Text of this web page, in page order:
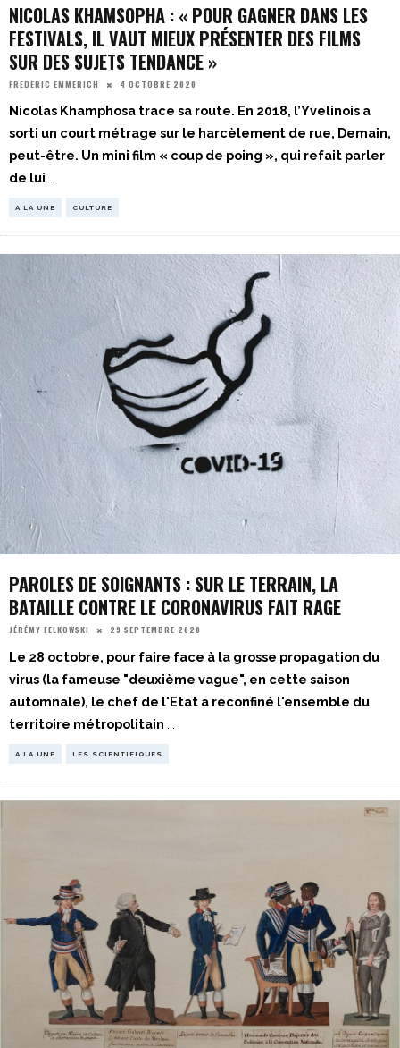
NICOLAS KHAMSOPHA : « POUR GAGNER DANS LES
FESTIVALS, IL VAUT MIEUX PRÉSENTER DES FILMS
SUR DES SUJETS TENDANCE »
FREDERIC EMMERICH 4 OCTOBRE 2020
Nicolas Khamphosa trace sa route. En 2018, l’Yvelinois a
sorti un court métrage sur le harcèlement de rue, Demain,
peut-être. Un mini film « coup de poing », qui refait parler
de lui
A LA UNE CULTURE
PAROLES DE SOIGNANTS : SUR LE TERRAIN, LA
BATAILLE CONTRE LE CORONAVIRUS FAIT RAGE
JÉRÉMY FELKOWSKI 29 SEPTEMBRE 2020
Le 28 octobre, pour faire face à la grosse propagation du
virus (la fameuse "deuxième vague", en cette saison
automnale), le chef de l'Etat a reconfiné l'ensemble du
territoire métropolitain
A LA UNE LES SCIENTIFIQUES